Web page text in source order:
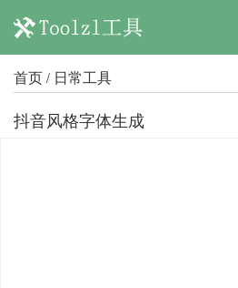
首页 / 日常工具
抖音风格字体生成